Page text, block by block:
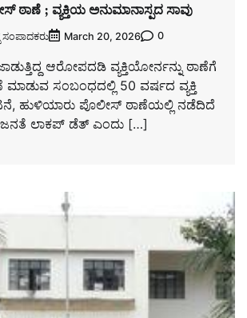
ಠಾಣೆ ; ವ್ಯಕ್ತಿಯ ಅನುಮಾನಾಸ್ಪದ ಸಾವು
March 20, 2026 0
ಆರೋಪದಡಿ ವ್ಯಕ್ತಿಯೋರ್ನನ್ನು ಠಾಣೆಗೆ
ಮಾಡುವ ಸಂಬಂಧದಲ್ಲಿ 50 ವರ್ಷದ ವ್ಯಕ್ತಿ
ಹುಳಿಯಾರು ಪೊಲೀಸ್ ಠಾಣೆಯಲ್ಲಿ ನಡೆದಿದೆ
ಲಾಕಪ್ ಡೆತ್ ಎಂದು […]